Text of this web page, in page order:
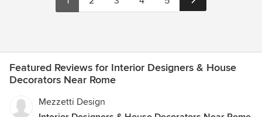
Featured Reviews for Interior Designers & House
Decorators Near Rome
Mezzetti Design